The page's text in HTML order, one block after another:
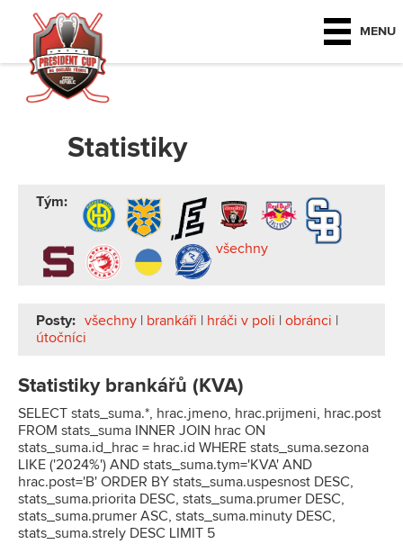
MENU
Statistiky
Tým:
všechny
Posty: všechny | brankáři | hráči v poli | obránci |
útočníci
Statistiky brankářů (KVA)
SELECT stats_suma.*, hrac.jmeno, hrac.prijmeni, hrac.post
FROM stats_suma INNER JOIN hrac ON
stats_suma.id_hrac = hrac.id WHERE stats_suma.sezona
LIKE ('2024%') AND stats_suma.tym='KVA' AND
hrac.post='B' ORDER BY stats_suma.uspesnost DESC,
stats_suma.priorita DESC, stats_suma.prumer DESC,
stats_suma.prumer ASC, stats_suma.minuty DESC,
stats_suma.strely DESC LIMIT 5